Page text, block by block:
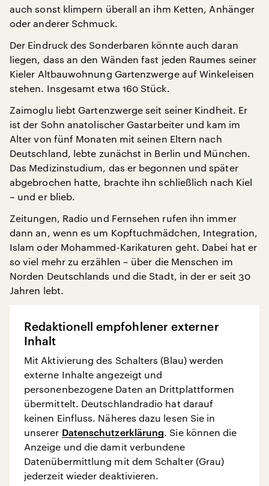
auch sonst klimpern überall an ihm Ketten, Anhänger
oder anderer Schmuck.
Der Eindruck des Sonderbaren könnte auch daran
liegen, dass an den Wänden fast jeden Raumes seiner
Kieler Altbauwohnung Gartenzwerge auf Winkeleisen
stehen. Insgesamt etwa 160 Stück.
Zaimoglu liebt Gartenzwerge seit seiner Kindheit. Er
ist der Sohn anatolischer Gastarbeiter und kam im
Alter von fünf Monaten mit seinen Eltern nach
Deutschland, lebte zunächst in Berlin und München.
Das Medizinstudium, das er begonnen und später
abgebrochen hatte, brachte ihn schließlich nach Kiel
– und er blieb.
Zeitungen, Radio und Fernsehen rufen ihn immer
dann an, wenn es um Kopftuchmädchen, Integration,
Islam oder Mohammed-Karikaturen geht. Dabei hat er
so viel mehr zu erzählen – über die Menschen im
Norden Deutschlands und die Stadt, in der er seit 30
Jahren lebt.
Redaktionell empfohlener externer
Inhalt
Mit Aktivierung des Schalters (Blau) werden
externe Inhalte angezeigt und
personenbezogene Daten an Drittplattformen
übermittelt. Deutschlandradio hat darauf
keinen Einfluss. Näheres dazu lesen Sie in
unserer Datenschutzerklärung. Sie können die
Anzeige und die damit verbundene
Datenübermittlung mit dem Schalter (Grau)
jederzeit wieder deaktivieren.